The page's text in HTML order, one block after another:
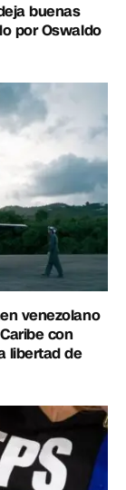
buenas
por Oswaldo
venezolano
con
libertad de